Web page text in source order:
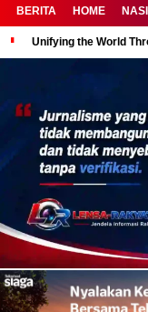
BERITA HOME
Unifying the World